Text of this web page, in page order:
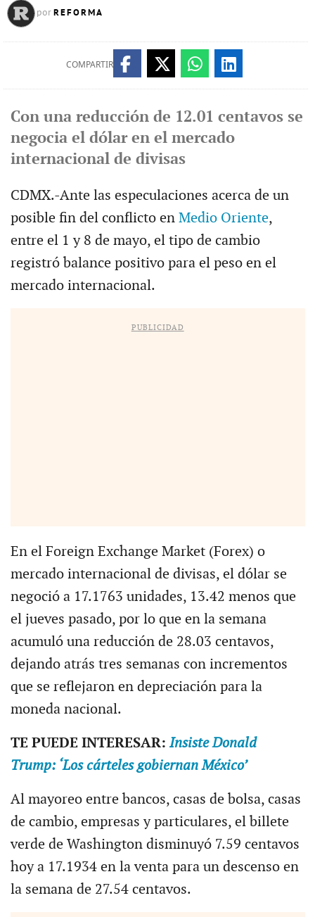
por REFORMA
COMPARTIR
Con una reducción de 12.01 centavos se
negocia el dólar en el mercado
internacional de divisas
CDMX.-Ante las especulaciones acerca de un
posible fin del conflicto en Medio Oriente,
entre el 1 y 8 de mayo, el tipo de cambio
registró balance positivo para el peso en el
mercado internacional.
PUBLICIDAD
En el Foreign Exchange Market (Forex) o
mercado internacional de divisas, el dólar se
negoció a 17.1763 unidades, 13.42 menos que
el jueves pasado, por lo que en la semana
acumuló una reducción de 28.03 centavos,
dejando atrás tres semanas con incrementos
que se reflejaron en depreciación para la
moneda nacional.
TE PUEDE INTERESAR: Insiste Donald
Trump: ‘Los cárteles gobiernan México’
Al mayoreo entre bancos, casas de bolsa, casas
de cambio, empresas y particulares, el billete
verde de Washington disminuyó 7.59 centavos
hoy a 17.1934 en la venta para un descenso en
la semana de 27.54 centavos.